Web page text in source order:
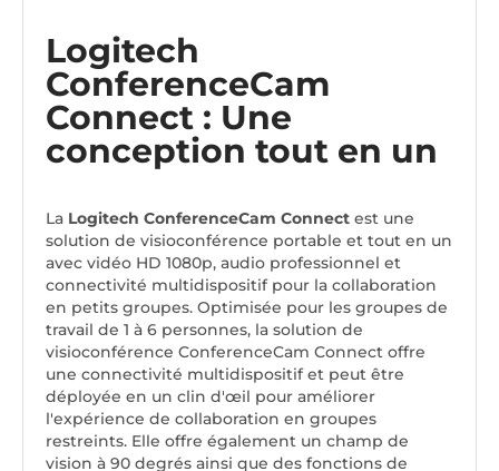
Logitech
ConferenceCam
Connect : Une
conception tout en un
La Logitech ConferenceCam Connect est une
solution de visioconférence portable et tout en un
avec vidéo HD 1080p, audio professionnel et
connectivité multidispositif pour la collaboration
en petits groupes. Optimisée pour les groupes de
travail de 1 à 6 personnes, la solution de
visioconférence ConferenceCam Connect offre
une connectivité multidispositif et peut être
déployée en un clin d'œil pour améliorer
l'expérience de collaboration en groupes
restreints. Elle offre également un champ de
vision à 90 degrés ainsi que des fonctions de